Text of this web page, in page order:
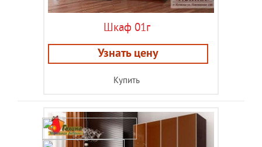
Шкаф 01г
Узнать цену
Купить